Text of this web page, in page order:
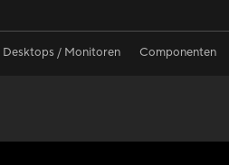
Desktops / Monitoren Componenten